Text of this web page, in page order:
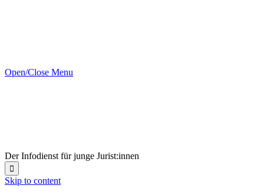
Open/Close Menu
Der Infodienst für junge Jurist:innen

Skip to content